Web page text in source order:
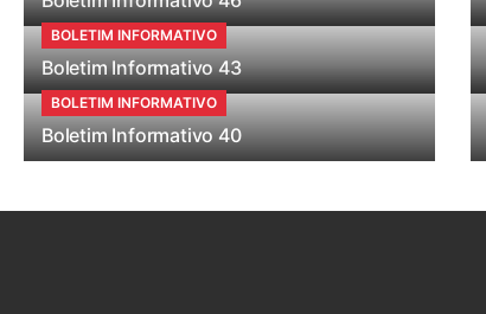
BOLETIM INFORMATIVO
Boletim Informativo 43
BOLETIM INFORMATIVO
Boletim Informativo 40